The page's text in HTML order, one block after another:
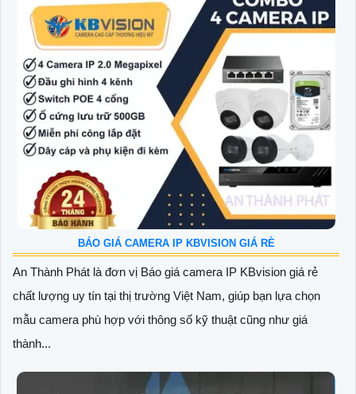
BÁO GIÁ CAMERA IP KBVISION GIÁ RÈ
An Thành Phát là đơn vị Báo giá camera IP KBvision giá rẻ
chất lượng uy tín tại thị trường Việt Nam, giúp bạn lựa chọn
mẫu camera phù hợp với thông số kỹ thuật cũng như giá
thành...